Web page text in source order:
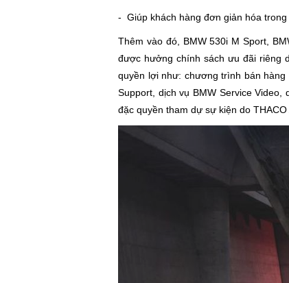
- Giúp khách hàng đơn giản hóa trong
Thêm vào đó, BMW 530i M Sport,
được hưởng chính sách ưu đãi riêng
quyền lợi như: chương trình bán hàng
Support, dịch vụ BMW Service Video,
đặc quyền tham dự sự kiện do THACO